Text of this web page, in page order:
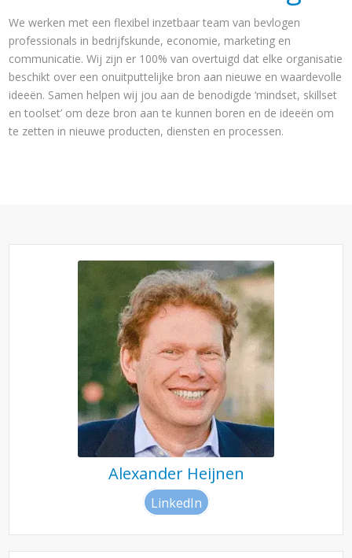
We werken met een flexibel inzetbaar team van bevlogen
professionals in bedrijfskunde, economie, marketing en
communicatie. Wij zijn er 100% van overtuigd dat elke organisatie
beschikt over een onuitputtelijke bron aan nieuwe en waardevolle
ideeën. Samen helpen wij jou aan de benodigde ‘mindset, skillset
en toolset’ om deze bron aan te kunnen boren en de ideeën om
te zetten in nieuwe producten, diensten en processen.
Alexander Heijnen
LinkedIn